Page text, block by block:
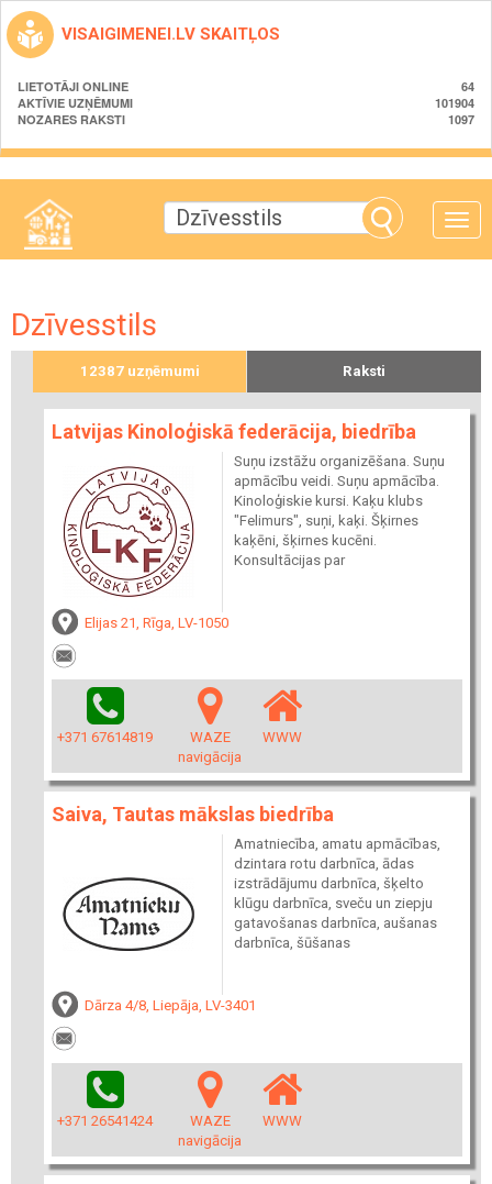
VISAIGIMENEI.LV SKAITĻOS
LIETOTĀJI ONLINE
64
AKTĪVIE UZŅĒMUMI
101904
NOZARES RAKSTI
1097
Toggle
Dzīvesstils
12387 uzņēmumi Raksti
Latvijas Kinoloģiskā federācija, biedrība
Suņu izstāžu organizēšana. Suņu
apmācību veidi. Suņu apmācība.
Kinoloģiskie kursi. Kaķu klubs
"Felimurs", suņi, kaķi. Šķirnes
kaķēni, šķirnes kucēni.
Konsultācijas par
Elijas 21, Rīga, LV-1050
+371 67614819
WAZE
navigācija
WWW
Saiva, Tautas mākslas biedrība
Amatniecība, amatu apmācības,
dzintara rotu darbnīca, ādas
izstrādājumu darbnīca, šķelto
klūgu darbnīca, sveču un ziepju
gatavošanas darbnīca, aušanas
darbnīca, šūšanas
Dārza 4/8, Liepāja, LV-3401
+371 26541424
WAZE
navigācija
WWW